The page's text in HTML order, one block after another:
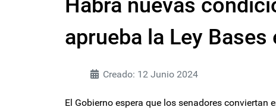
Habrá nuevas
aprueba la Ley Bases
Creado: 12 Junio 2024
El Gobierno espera que los senadores